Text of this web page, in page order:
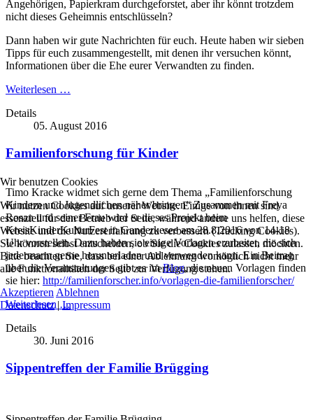
Angehörigen, Papierkram durchgeforstet, aber ihr könnt trotzdem
nicht dieses Geheimnis entschlüsseln?
Dann haben wir gute Nachrichten für euch. Heute haben wir sieben
Tipps für euch zusammengestellt, mit denen ihr versuchen könnt,
Informationen über die Ehe eurer Verwandten zu finden.
Weiterlesen …
Details
05. August 2016
Familienforschung für Kinder
Timo Kracke widmet sich gerne dem Thema „Familienforschung
Kindern und Jugendlichen näher bringen“ Zusammen mit Freya
Rosan und seiner Frau wird er dieses Projekt beim
KreisKinderKulturFest in Ganderkesee am 28.8.2016 von 14-18
Uhr vorstellen. Dazu haben sie einige Vorlagen erarbeitet, die sich
jedermann gerne herunterladen und verwenden kann. Ein Beitrag
über die Veranstaltungen gibt es imBlog, die neuen Vorlagen finden
sie hier: http://familienforscher.info/vorlagen-die-familienforscher/
Weiterlesen …
Details
30. Juni 2016
Sippentreffen der Familie Brügging
Wir benutzen Cookies
Wir nutzen Cookies auf unserer Website. Einige von ihnen sind
essenziell für den Betrieb der Seite, während andere uns helfen, diese
Website und die Nutzererfahrung zu verbessern (Tracking Cookies).
Sie können selbst entscheiden, ob Sie die Cookies zulassen möchten.
Bitte beachten Sie, dass bei einer Ablehnung womöglich nicht mehr
alle Funktionalitäten der Seite zur Verfügung stehen.
Akzeptieren Ablehnen
Datenschutz|Impressum